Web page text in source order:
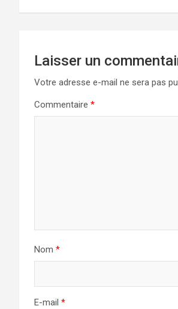
l’article
Laisser un
Votre adresse e-mail ne sera pas
Commentaire *
Nom *
E-mail *